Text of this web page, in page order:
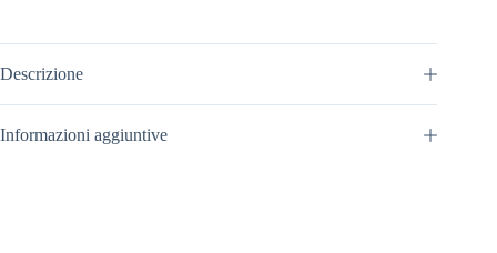
Descrizione
Informazioni aggiuntive